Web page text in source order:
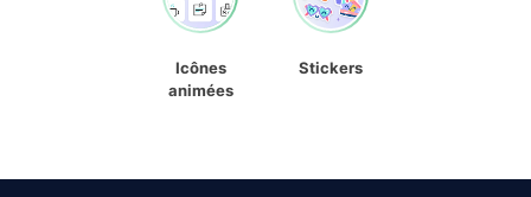
Icônes
animées
Stickers